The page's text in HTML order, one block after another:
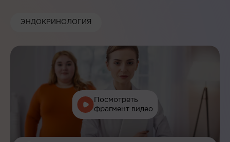
ЭНДОКРИНОЛОГИЯ
Посмотреть
фрагмент видео